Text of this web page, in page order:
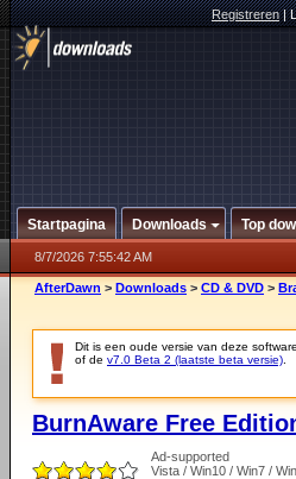
Registreren|
Startpagina Downloads Top
8/7/2026 7:55:42 AM
AfterDawn > Downloads > CD & DVD >
Dit is een oude versie van deze
of de v7.0 Beta 2 (laatste beta versie)
BurnAware Free
Ad-supported
Vista / Win10 / Win7 /